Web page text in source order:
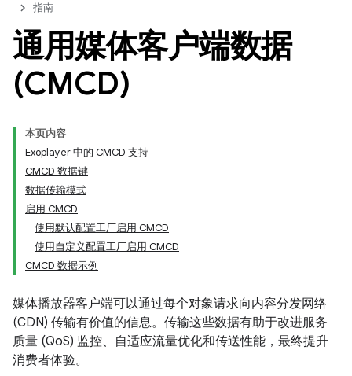
指南
通用媒体客户端数据
(CMCD)
本页内容
Exoplayer 中的 CMCD 支持
CMCD 数据键
数据传输模式
启用 CMCD
使用默认配置工厂启用 CMCD
使用自定义配置工厂启用 CMCD
CMCD 数据示例
媒体播放器客户端可以通过每个对象请求向内容分发网络
(CDN) 传输有价值的信息。传输这些数据有助于改进服务
质量 (QoS) 监控、自适应流量优化和传送性能，最终提升
消费者体验。